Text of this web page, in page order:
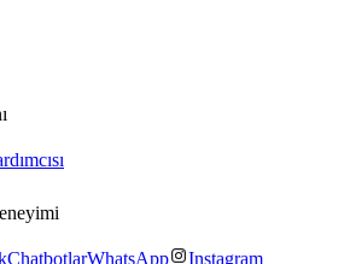
ChatbotlarWhatsApp
Instagram